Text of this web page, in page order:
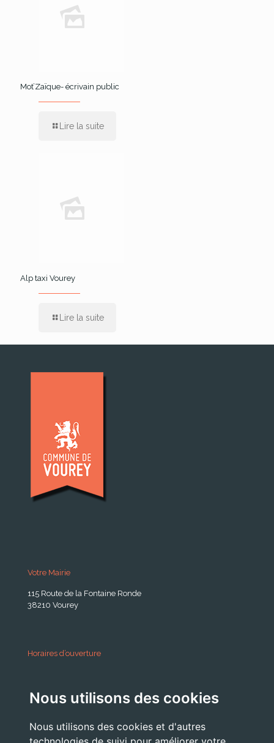
Nous utilisons des cookies
Nous utilisons des cookies et d'autres
Mot’Zaïque- écrivain public
Lire la suite
Alp taxi Vourey
Lire la suite
Votre Mairie
115 Route de la Fontaine Ronde
38210 Vourey
Horaires d’ouverture
Lundi . Mardi : 10h 12h /16h 18h30
Jeudi . Vendredi : 13h30 / 17h